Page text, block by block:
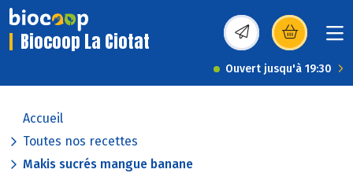
Biocoop La Ciotat (s’ouvre dans une
Ouvert jusqu'à 19:30
Accueil
Toutes nos recettes
Makis sucrés mangue banane